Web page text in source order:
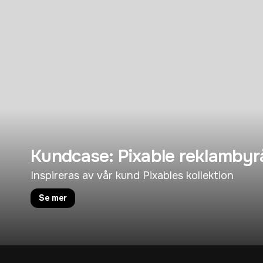
Kundcase: Pixable
Inspireras av vår kund Pixables kollektion
Se mer